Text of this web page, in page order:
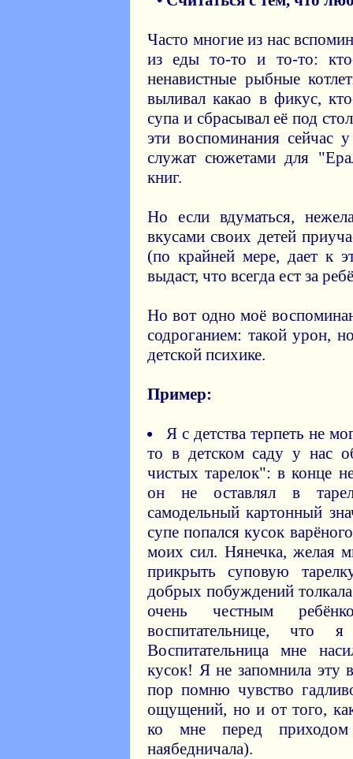
Часто многие из нас
из еды то-то и то-то:
ненавистные рыбные
выливал какао в фикус,
супа и сбрасывал её под
эти воспоминания сейчас
служат сюжетами для
книг.
Но если вдуматься,
вкусами своих детей
(по крайней мере, дает к
выдаст, что всегда ест за
Но вот одно моё
содроганием: такой урон,
детской психике.
Пример:
Я с детства терпеть не
то в детском саду у нас
чистых тарелок": в конце
он не оставлял в
самодельный картонный
супе попался кусок
моих сил. Нянечка, желая
прикрыть суповую
добрых побуждений
очень честным
воспитательнице,
Воспитательница мне
кусок! Я не запомнила эту
пор помню чувство
ощущений, но и от того,
ко мне перед
наябедничала).